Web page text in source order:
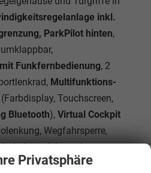
inkl.
ParkPilot hinten,
Funkfernbedienung, 2
Multifunktions-
(Farbdisplay, Touchscreen,
Bluetooth), Virtual Cockpit
Wegfahrsperre,
Stopp-Anlage,
Privatsphäre